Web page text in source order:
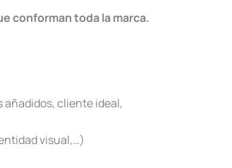
conforman toda la marca.
añadidos, cliente ideal,
visual,…)